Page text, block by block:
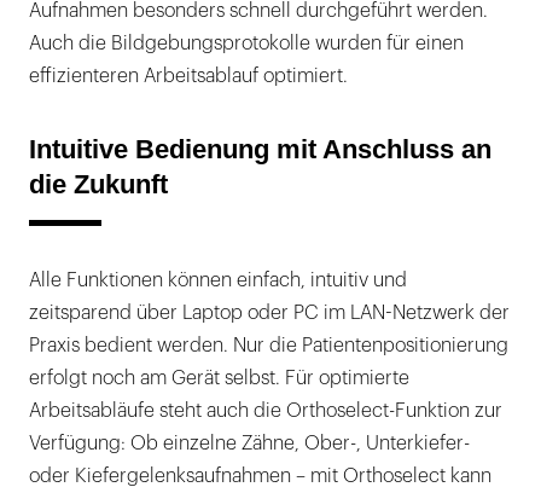
Aufnahmen besonders schnell durchgeführt werden.
Auch die Bildgebungsprotokolle wurden für einen
effizienteren Arbeitsablauf optimiert.
Intuitive Bedienung mit Anschluss an
die Zukunft
Alle Funktionen können einfach, intuitiv und
zeitsparend über Laptop oder PC im LAN-Netzwerk der
Praxis bedient werden. Nur die Patientenpositionierung
erfolgt noch am Gerät selbst. Für optimierte
Arbeitsabläufe steht auch die Orthoselect-Funktion zur
Verfügung: Ob einzelne Zähne, Ober-, Unterkiefer-
oder Kiefergelenksaufnahmen – mit Orthoselect kann